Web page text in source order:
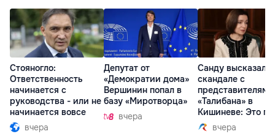
Стояногло:
Ответственность
начинается с
руководства - или не
начинается вовсе
вчера
Депутат от
«Демократии дома»
Вершинин попал в
базу «Миротворца»
вчера
Санду
скандале с
представителями
«Талибана» в
Кишиневе: Это
вчера